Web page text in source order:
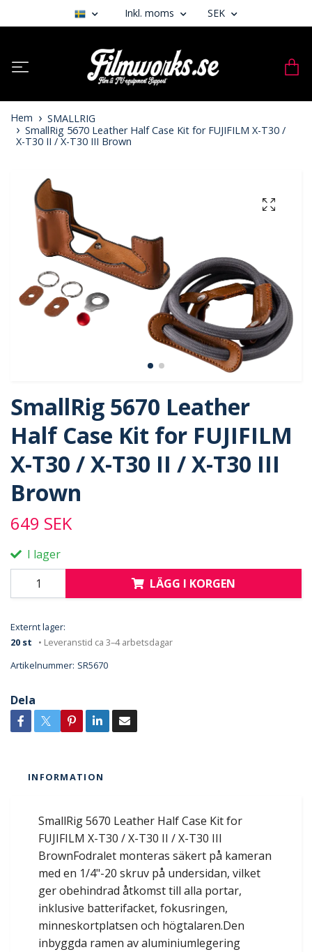
Inkl. moms SEK
Hem
SMALLRIG
SmallRig 5670 Leather Half Case Kit for FUJIFILM X-T30 /
X-T30 II / X-T30 III Brown
SmallRig 5670 Leather
Half Case Kit for FUJIFILM
X-T30 / X-T30 II / X-T30 III
Brown
649 SEK
I lager
LÄGG I KORGEN
Externt lager:
20 st
• Leveranstid ca 3–4 arbetsdagar
Artikelnummer: SR5670
Dela
INFORMATION
SmallRig 5670 Leather Half Case Kit for
FUJIFILM X-T30 / X-T30 II / X-T30 III
BrownFodralet monteras säkert på kameran
med en 1/4"-20 skruv på undersidan, vilket
ger obehindrad åtkomst till alla portar,
inklusive batterifacket, fokusringen,
minneskortplatsen och högtalaren.Den
inbyggda ramen av aluminiumlegering